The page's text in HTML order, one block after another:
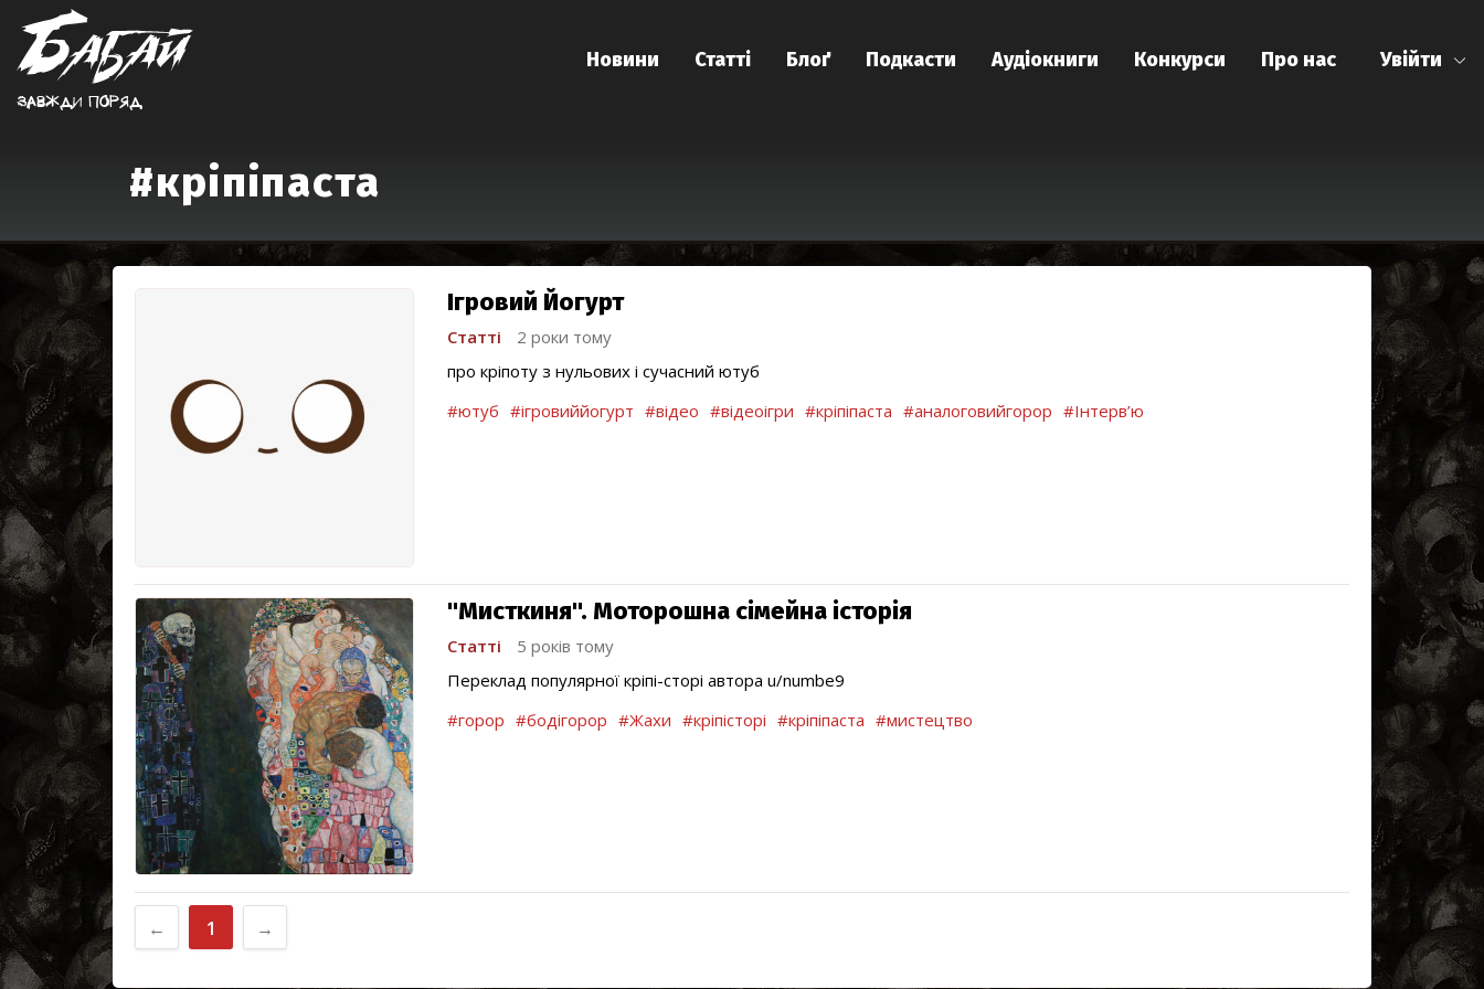
Завжди поряд
Увійти
Новини Статті Блоґ Подкасти Аудіокниги Конкурси Про нас
#кріпіпаста
Ігровий Йогурт
Статті
2 роки тому
про кріпоту з нульових і сучасний ютуб
#ютуб #ігровиййогурт #відео #відеоігри #кріпіпаста #аналоговийгорор #Інтерв’ю
"Мисткиня". Моторошна сімейна історія
Статті
5 років тому
Переклад популярної кріпі-сторі автора u/numbe9
#горор #бодігорор #Жахи #кріпісторі #кріпіпаста #мистецтво
← 1 →